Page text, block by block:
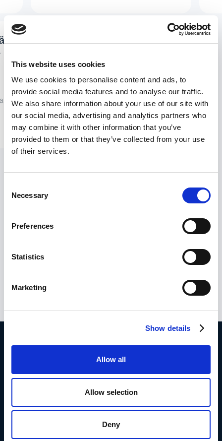
This website uses cookies
We use cookies to personalise content and ads, to
provide social media features and to analyse our traffic.
We also share information about your use of our site with
our social media, advertising and analytics partners who
may combine it with other information that you’ve
provided to them or that they’ve collected from your use
of their services.
Selection
Necessary
Preferences
Statistics
Marketing
Show details
Allow all
Allow selection
Deny
Mitä eroa on nimettömällä ja
raportoinnilla?
Ero on siinä, että nimettömässä
raportoinnissa ilmiantajat voivat pysyä
täysin nimettöminä, kun taas
luottamuksellisessa raportoinnissa
ilmiantajan henkilöllisyys paljastetaan.
Ryhdy toimeen.
kanssa
Tai kokeile sitä ilmaiseksi täällä